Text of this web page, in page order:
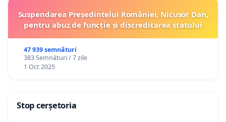
Suspendarea Președintelui României, Nicușor Dan,
pentru abuz de funcție și discreditarea statului
47 939 semnături
383 Semnături / 7 zile
1 Oct 2025
Stop cerșetoria